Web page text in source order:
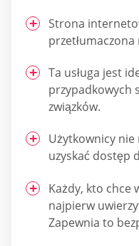
Strona
przetłumaczona
Ta usługa jest
przypadkowych
związków.
Użytkownicy nie
uzyskać dostęp
Każdy, kto chce
najpierw
Zapewnia to